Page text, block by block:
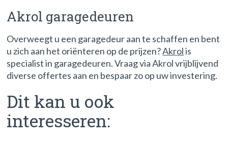
Akrol garagedeuren
Overweegt u een garagedeur aan te schaffen en bent
u zich aan het oriënteren op de prijzen?Akrolis
specialist in garagedeuren. Vraag via Akrol vrijblijvend
diverse offertes aan en bespaar zo op uw investering.
Dit kan u ook
interesseren: